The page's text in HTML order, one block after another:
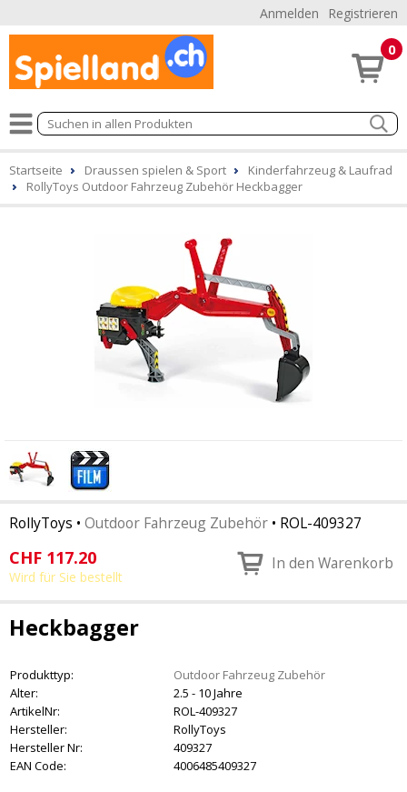
Anmelden Registrieren
0
Startseite Draussen spielen & Sport
Kinderfahrzeug & Laufrad
RollyToys Outdoor Fahrzeug Zubehör Heckbagger
RollyToys • Outdoor Fahrzeug Zubehör • ROL-409327
CHF 117.20
Wird für Sie bestellt
In den Warenkorb
Heckbagger
Produkttyp:
Outdoor Fahrzeug Zubehör
Alter:
2.5 - 10 Jahre
ArtikelNr:
ROL-409327
Hersteller:
RollyToys
Hersteller Nr:
409327
EAN Code:
4006485409327